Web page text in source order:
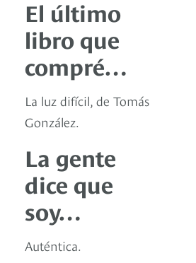
El último
libro que
compré…
La luz difícil, de Tomás
González.
La gente
dice que
soy…
Auténtica.